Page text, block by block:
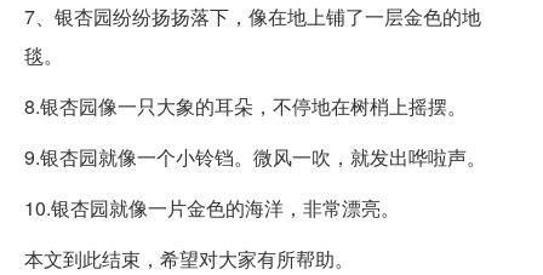
7、银杏园纷纷扬扬落下，像在地上铺了一层金色的地
毯。
8.银杏园像一只大象的耳朵，不停地在树梢上摇摆。
9.银杏园就像一个小铃铛。微风一吹，就发出哗啦声。
10.银杏园就像一片金色的海洋，非常漂亮。
本文到此结束，希望对大家有所帮助。